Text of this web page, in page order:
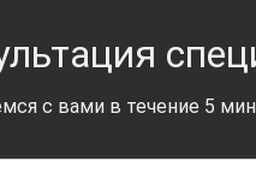
с вами в течение 5